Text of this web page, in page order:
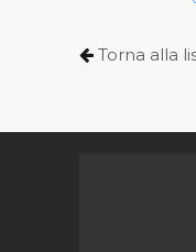
Torna alla